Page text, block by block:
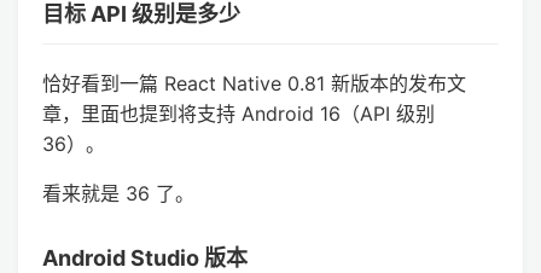
目标 API 级别是多少
恰好看到一篇 React Native 0.81 新版本的发布文
章，里面也提到将支持 Android 16（API 级别
36）。
看来就是 36 了。
Android Studio 版本